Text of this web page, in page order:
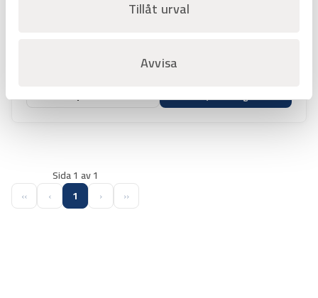
Tillåt urval
Avvisa
Favorit Varukorg
Sida 1 av 1
‹‹
‹ 1 › ››